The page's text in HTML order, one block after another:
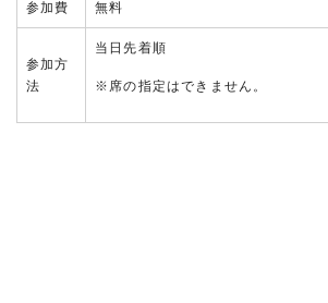
参加費 無料
参加方
法
当日先着順
※席の指定はできません。